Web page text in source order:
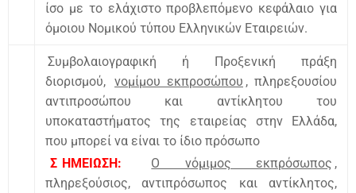
ίσο με το ελάχιστο προβλεπόμενο κεφάλαιο για
όμοιου Νομικού τύπου Ελληνικών Εταιρειών.
Συμβολαιογραφική ή Προξενική πράξη
διορισμού, νομίμου εκπροσώπου , πληρεξουσίου
αντιπροσώπου και αντίκλητου του
υποκαταστήματος της εταιρείας στην Ελλάδα,
που μπορεί να είναι το ίδιο πρόσωπο
Σ ΗΜΕΙΩΣΗ: Ο νόμιμος εκπρόσωπος ,
πληρεξούσιος, αντιπρόσωπος και αντίκλητος,